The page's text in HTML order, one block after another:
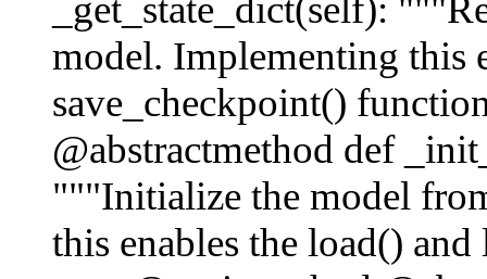
_get_state_dict(self):
model. Implementing this
save_checkpoint()
@abstractmethod def
"""Initialize the model
this enables the load()